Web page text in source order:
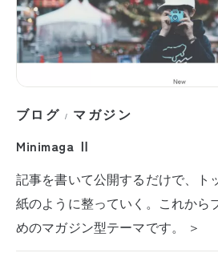
ブログ / マガジン
Minimaga Ⅱ
記事を書いて公開するだけで、ト
紙のように整っていく。これから
めのマガジン型テーマです。 ＞